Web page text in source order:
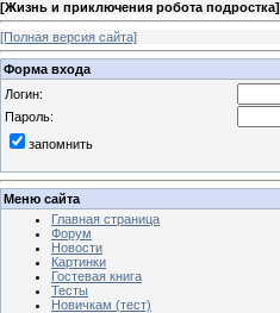
[Жизнь и приключения робота подростка]
[Полная версия сайта]
Форма входа
Логин:
Пароль:
запомнить
Меню сайта
Главная страница
Форум
Новости
Картинки
Гостевая книга
Тесты
Новичкам (тест)